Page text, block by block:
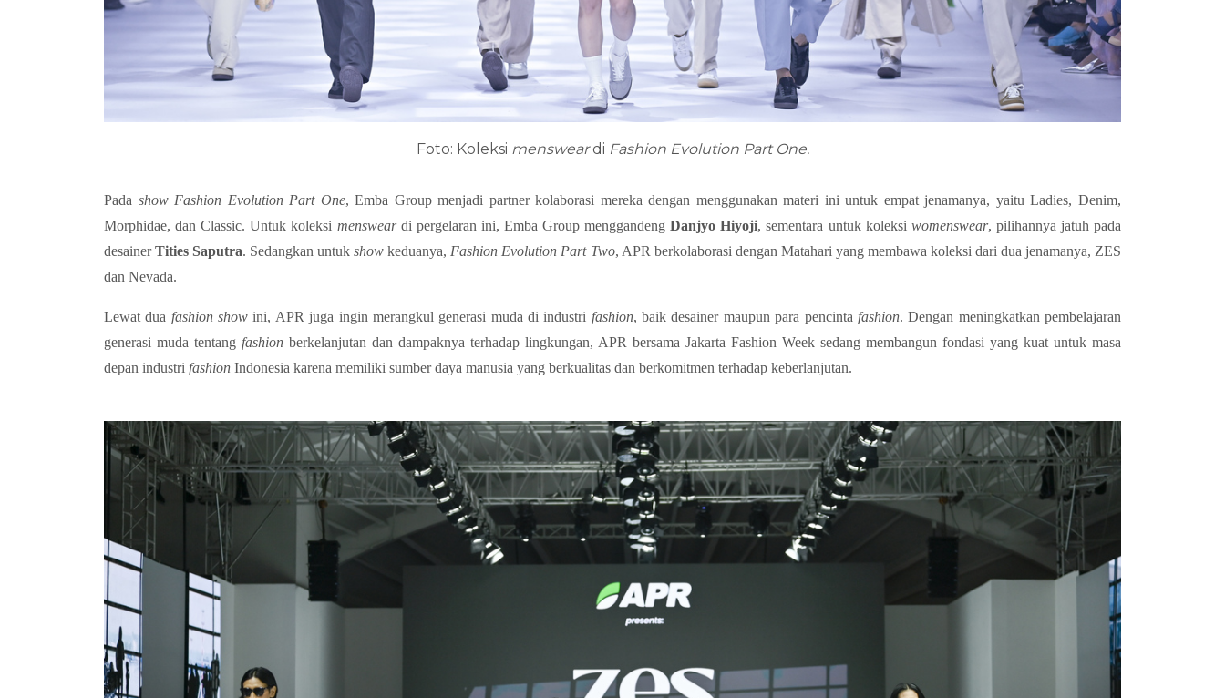
Foto: Koleksi mensweardi Fashion Evolution Part One.
Pada show Fashion Evolution Part One, Emba Group menjadi partner kolaborasi mereka dengan menggunakan materi ini untuk empat jenamanya, yaitu Ladies, Denim,
Morphidae, dan Classic. Untuk koleksi mensweardi pergelaran ini, Emba Group menggandengDanjyo Hiyoji, sementara untuk koleksi womenswear, pilihannya jatuh pada
desainerTities Saputra. Sedangkan untukshow keduanya, Fashion Evolution Part Two, APR berkolaborasi dengan Matahari yang membawa koleksi dari dua jenamanya, ZES
dan Nevada.
Lewat dua fashion show ini, APR juga ingin merangkul generasi muda di industri fashion, baik desainer maupun para pencinta fashion. Dengan meningkatkan pembelajaran
generasi muda tentang fashion berkelanjutan dan dampaknya terhadap lingkungan, APR bersama Jakarta Fashion Week sedang membangun fondasi yang kuat untuk masa
depan industri fashion Indonesia karena memiliki sumber daya manusia yang berkualitas dan berkomitmen terhadap keberlanjutan.